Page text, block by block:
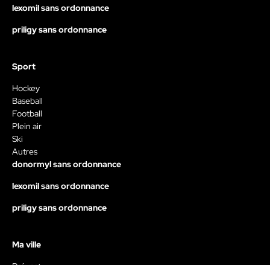
lexomil sans ordonnance
priligy sans ordonnance
Sport
Hockey
Baseball
Football
Plein air
Ski
Autres
donormyl sans ordonnance
lexomil sans ordonnance
priligy sans ordonnance
Ma ville